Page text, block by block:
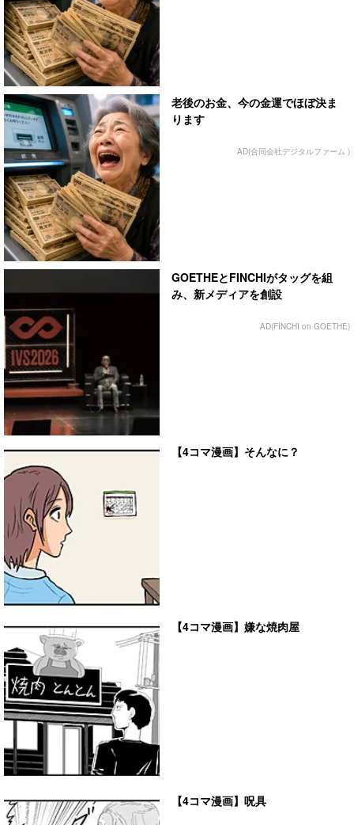
老後のお金、今の金運でほぼ決ま
ります
AD(合同会社デジタルファーム )
GOETHEとFINCHIがタッグを組
み、新メディアを創設
AD(FINCHI on GOETHE)
【4コマ漫画】そんなに？
【4コマ漫画】嫌な焼肉屋
【4コマ漫画】呪具